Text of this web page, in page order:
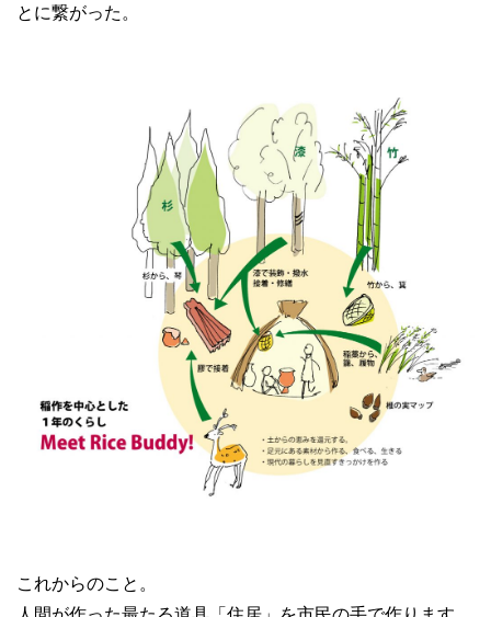
とに繋がった。
これからのこと。